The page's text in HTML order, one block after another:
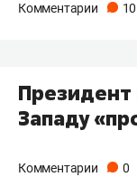
Комментарии 10
Президент
Западу
Комментарии 0